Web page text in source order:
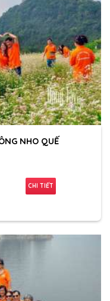
NHO QUẾ
CHI TIẾT